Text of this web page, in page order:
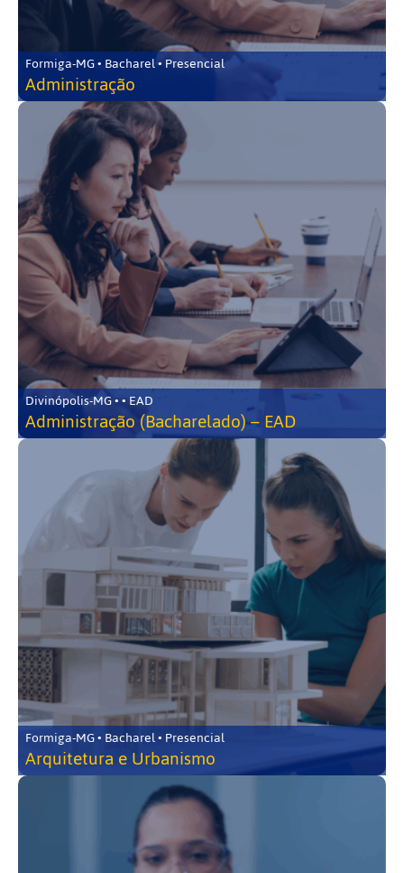
Formiga-MG • Bacharel • Presencial
Administração
Divinópolis-MG • • EAD
Administração (Bacharelado) – EAD
Formiga-MG • Bacharel • Presencial
Arquitetura e Urbanismo